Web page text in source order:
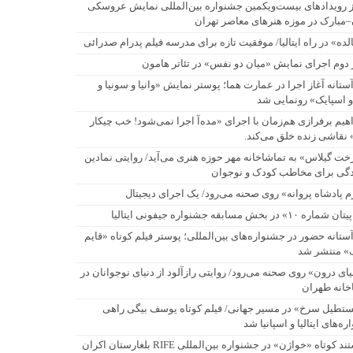
نقاشی زنده خلق می‌کند.
برای مخاطب کودک و نوجوان
شَک» منتشر شد
طهران
و اسپانیا شد
رویدادهای بیست‌ویکمین جشنواره بین‌المللی نمایش عروسکی
در موزه هنرهای معاصر تهران
در راه ایتالیا/ موفقیت تازه برای مدرسه فیلم پدرام صدرائی
دوم اجرای نمایش «میان دو نفس» در تئاتر هامون
آغاز اجرا در عمارت هما؛ پوستر نمایش «وانیا و سونیا و
اسپایک» رونمایی شد
برفرازی هم‌زمان با اجرای «مده‌آ اجرا نمی‌شود! خب چیکار
نقاشی زنده خلق می‌کند.
گیلاس» به تماشاخانه مهر حوزه هنری می‌آید/ روایتی نمادین
برای مخاطب کودک و نوجوان
پادشاه پروانه» روی صحنه می‌رود/ یک اجرای دیجیتال
۱۰» در بخش مسابقه جشنواره جیفونی ایتالیا
حضور در جشنواره‌های بین‌المللی؛ پوستر فیلم کوتاه «قایم
منتشر شد
درون» روی صحنه می‌رود/ روایتی رازآلود از دنیای نوجوانان در
طهران
سرخ» در مسیر جهانی/ فیلم کوتاه یوسف بیگی راهی
ایتالیا و اسپانیا شد
مستند کوتاه «خواژن» در جشنواره بین‌المللی RIFE بلغارستان اکران